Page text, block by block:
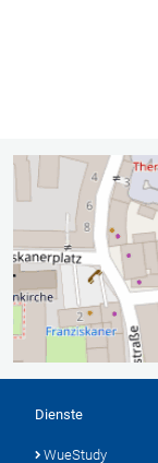
Dienste
WueStudy